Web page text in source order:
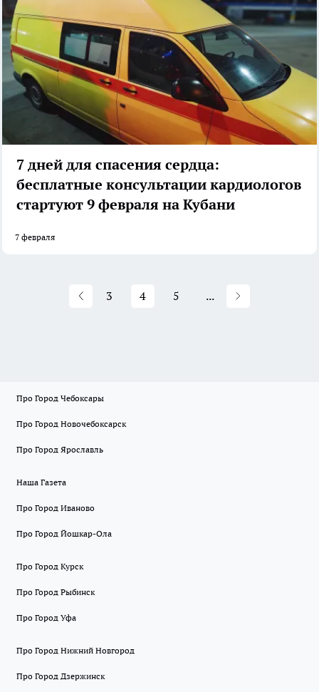
7 дней для спасения сердца:
бесплатные консультации кардиологов
стартуют 9 февраля на Кубани
7 февраля
3 4 5 ...
Про Город Чебоксары
Про Город Новочебоксарск
Про Город Ярославль
Наша Газета
Про Город Иваново
Про Город Йошкар-Ола
Про Город Курск
Про Город Рыбинск
Про Город Уфа
Про Город Нижний Новгород
Про Город Дзержинск